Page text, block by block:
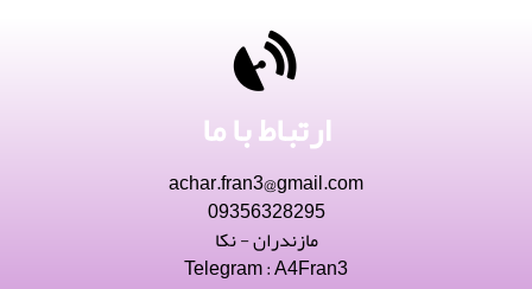
ارتباط با ما
achar.fran3@gmail.com
09356328295
مازندران - نکا
Telegram : A4Fran3